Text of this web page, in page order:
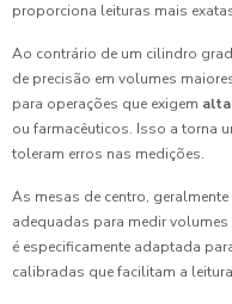
proporciona leituras mais
Ao contrário de um cilindro
de precisão em volumes
para operações que exigem
ou farmacêuticos. Isso a torna
toleram erros nas medições.
As mesas de centro,
adequadas para medir
é especificamente adaptada
calibradas que facilitam a